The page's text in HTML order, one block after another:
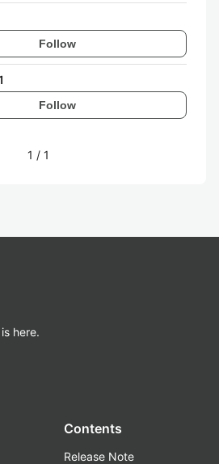
Follow
Follow
1 / 1
here.
Contents
Release Note